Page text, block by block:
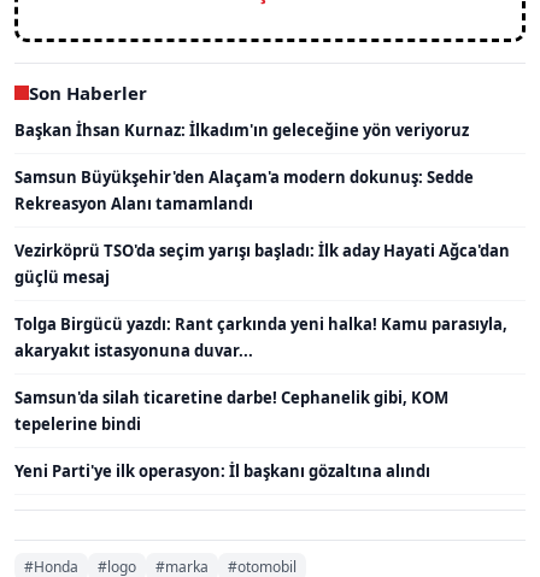
Son Haberler
Başkan İhsan Kurnaz: İlkadım'ın geleceğine yön veriyoruz
Samsun Büyükşehir'den Alaçam'a modern dokunuş: Sedde
Rekreasyon Alanı tamamlandı
Vezirköprü TSO'da seçim yarışı başladı: İlk aday Hayati Ağca'dan
güçlü mesaj
Tolga Birgücü yazdı: Rant çarkında yeni halka! Kamu parasıyla,
akaryakıt istasyonuna duvar...
Samsun'da silah ticaretine darbe! Cephanelik gibi, KOM
tepelerine bindi
Yeni Parti'ye ilk operasyon: İl başkanı gözaltına alındı
#Honda #logo #marka #otomobil